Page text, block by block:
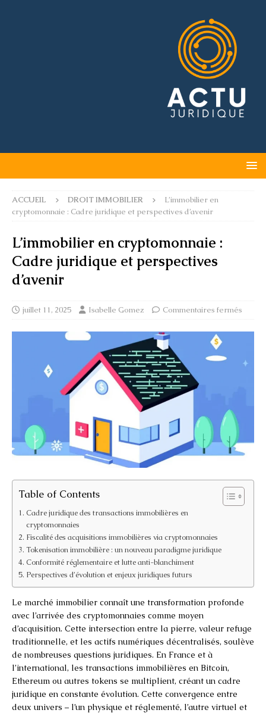
ACCUEIL DROIT IMMOBILIER
L’immobilier en
cryptomonnaie : Cadre juridique et perspectives d’avenir
L’immobilier en cryptomonnaie :
Cadre juridique et perspectives
d’avenir
juillet 11, 2025 Isabelle Gomez Commentaires fermés
Table of Contents
Cadre juridique des transactions immobilières en
cryptomonnaies
Fiscalité des acquisitions immobilières via cryptomonnaies
Tokenisation immobilière : un nouveau paradigme juridique
Conformité réglementaire et lutte anti-blanchiment
Perspectives d’évolution et enjeux juridiques futurs
Le marché immobilier connaît une transformation profonde
avec l’arrivée des cryptomonnaies comme moyen
d’acquisition. Cette intersection entre la pierre, valeur refuge
traditionnelle, et les actifs numériques décentralisés, soulève
de nombreuses questions juridiques. En France et à
l’international, les transactions immobilières en Bitcoin,
Ethereum ou autres tokens se multiplient, créant un cadre
juridique en constante évolution. Cette convergence entre
deux univers – l’un physique et réglementé, l’autre virtuel et